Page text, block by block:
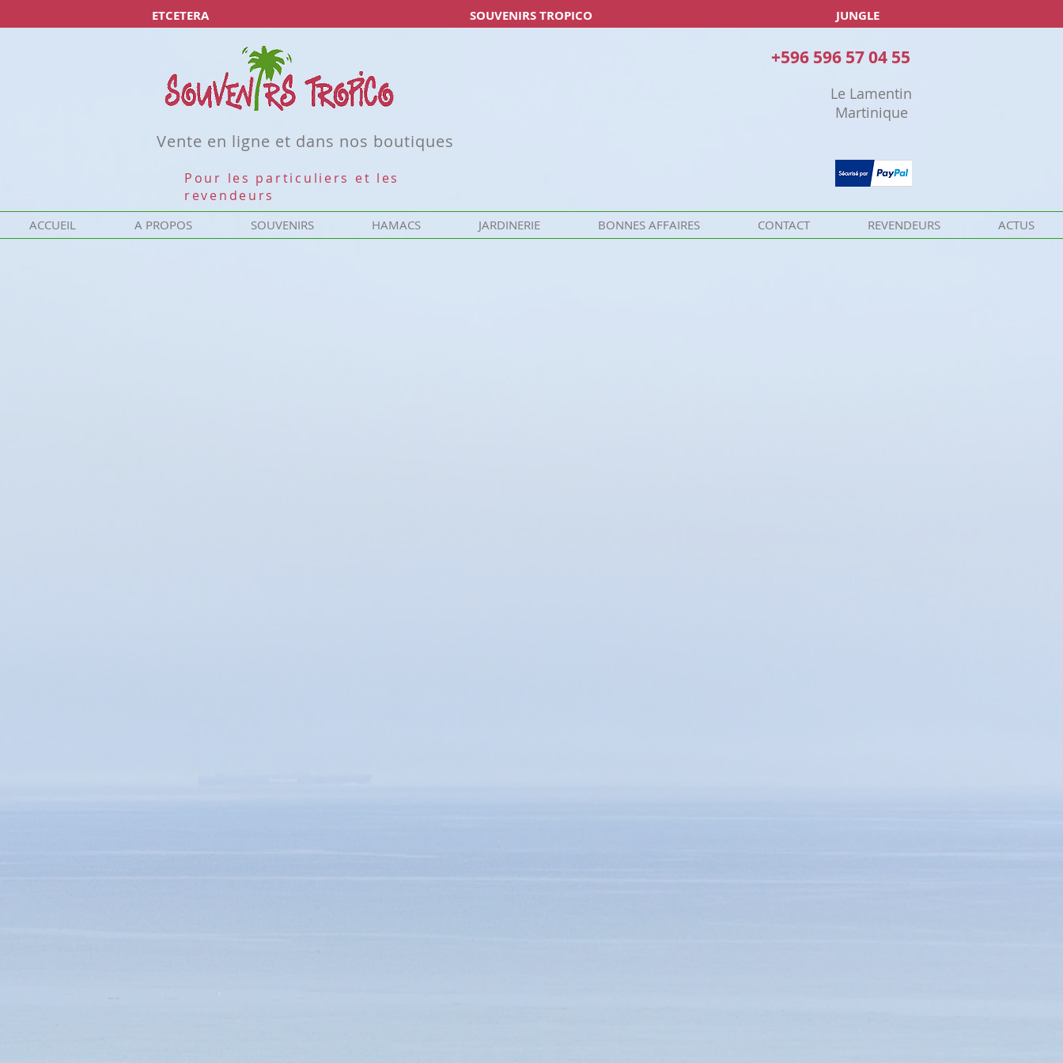
ETCETERA SOUVENIRS TROPICO JUNGLE
Vente en ligne et dans nos boutiques
Pour les particuliers et les
revendeurs
Le Lamentin
Martinique
+596 596 57 04 55
ACCUEIL A PROPOS SOUVENIRS HAMACS JARDINERIE BONNES AFFAIRES CONTACT REVENDEURS ACTUS